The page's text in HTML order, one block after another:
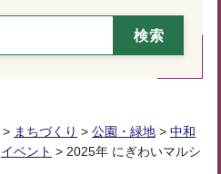
> まちづくり > 公園・緑地 > 中和
イベント > 2025年 にぎわいマルシ